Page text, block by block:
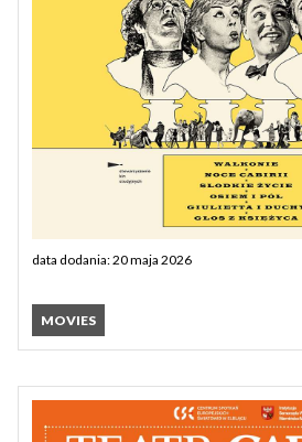
data dodania: 20 maja 2026
MOVIES